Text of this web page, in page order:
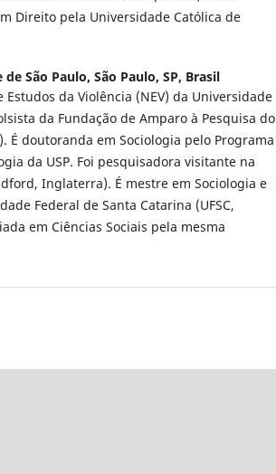
Direito pela Universidade Católica de
São Paulo, São Paulo, SP, Brasil
da Violência (NEV) da Universidade
da Fundação de Amparo à Pesquisa do
É doutoranda em Sociologia pelo Programa
da USP. Foi pesquisadora visitante na
Inglaterra). É mestre em Sociologia e
Federal de Santa Catarina (UFSC,
em Ciências Sociais pela mesma